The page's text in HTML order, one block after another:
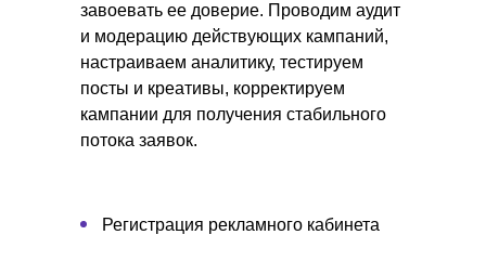
завоевать ее доверие. Проводим аудит
и модерацию действующих кампаний,
настраиваем аналитику, тестируем
посты и креативы, корректируем
кампании для получения стабильного
потока заявок.
Регистрация рекламного кабинета